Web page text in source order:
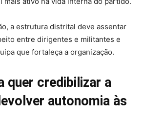
a estrutura distrital deve assentar
entre dirigentes e militantes e
que fortaleça a organização.
quer credibilizar a
autonomia às